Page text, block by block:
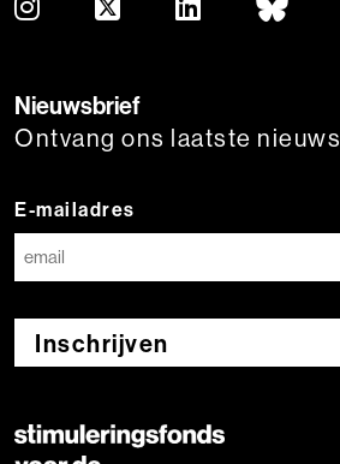
Nieuwsbrief
Ontvang ons laatste nieuws
E-mailadres
Inschrijven